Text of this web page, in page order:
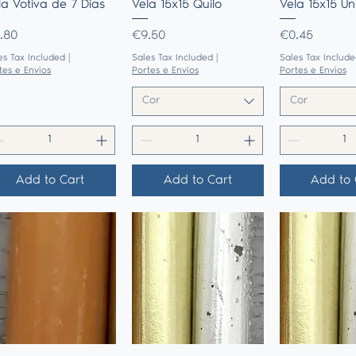
Quick View
Votiva de 7 Dias
Tax Included
e Envios
Add to Cart
Quick View
Vela 15x15 Quilo
Price
€9.50
Sales Tax Included
Portes e Envios
Cor
Add to Cart
Quick
Vela 15x15
Price
€0.45
Sales Tax
Portes e Envios
Cor
Add to